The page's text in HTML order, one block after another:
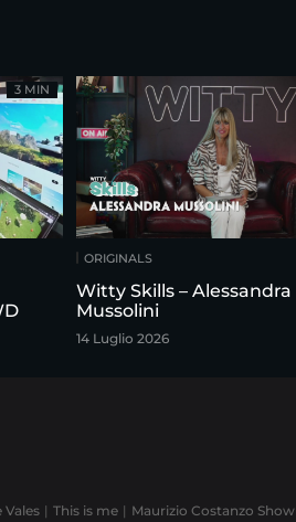
3 MIN
ORIGINALS
Witty Skills – Alessandra
Mussolini
14 Luglio 2026
Vales This is me Maurizio Costanzo Show